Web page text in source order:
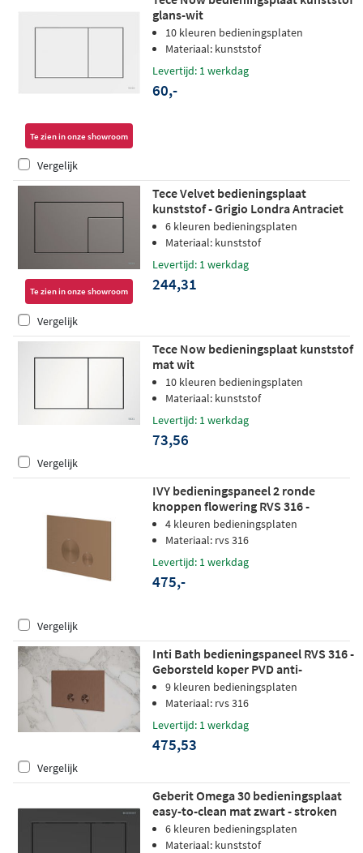
Te zien in onze showroom
glans-wit
10 kleuren bedieningsplaten
Materiaal: kunststof
Levertijd: 1 werkdag
60,-
Vergelijk
Te zien in onze showroom
Tece Velvet bedieningsplaat
kunststof - Grigio Londra Antraciet
6 kleuren bedieningsplaten
Materiaal: kunststof
Levertijd: 1 werkdag
244,31
Vergelijk
Tece Now bedieningsplaat kunststof
mat wit
10 kleuren bedieningsplaten
Materiaal: kunststof
Levertijd: 1 werkdag
73,56
Vergelijk
IVY bedieningspaneel 2 ronde
knoppen flowering RVS 316 -
geborsteld mat koper PVD
4 kleuren bedieningsplaten
Materiaal: rvs 316
Levertijd: 1 werkdag
475,-
Vergelijk
Inti Bath bedieningspaneel RVS 316 -
Geborsteld koper PVD anti-
fingerprint
9 kleuren bedieningsplaten
Materiaal: rvs 316
Levertijd: 1 werkdag
475,53
Vergelijk
Geberit Omega 30 bedieningsplaat
easy-to-clean mat zwart - stroken
zwart
6 kleuren bedieningsplaten
Materiaal: kunststof